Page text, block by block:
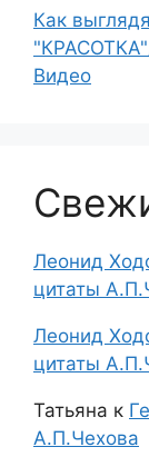
Как
Видео
Леонид
цитаты
Леонид
цитаты
Татьяна к
А.П.Чехова